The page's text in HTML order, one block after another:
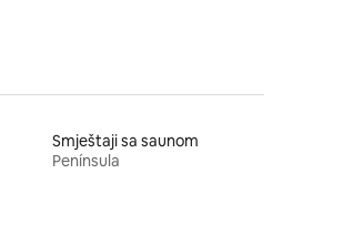
Smještaji sa saunom
Península